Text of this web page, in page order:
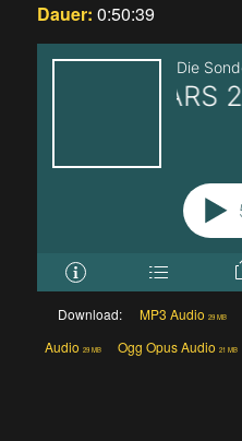
Dauer: 0:50:39
Download: MP3 Audio 29 MB
Audio 29 MB Ogg Opus Audio 21 MB